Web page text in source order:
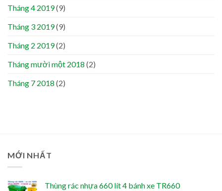
Tháng 4 2019(9)
Tháng 3 2019(9)
Tháng 2 2019(2)
Tháng mười một 2018 (2)
Tháng 7 2018 (2)
MỚI NHẤT
Thùng rác nhựa 660 lít 4 bánh xe TR660